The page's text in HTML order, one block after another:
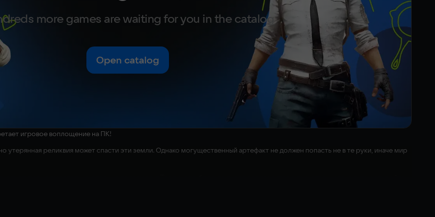
more games are waiting for you in the catalog
Open catalog
игровое воплощение на ПК!
утерянная реликвия может спасти эти земли. Однако могущественный артефакт не должен попасть не в те руки, иначе мир
приквела настольной игры «Descent: Сказания тьмы».